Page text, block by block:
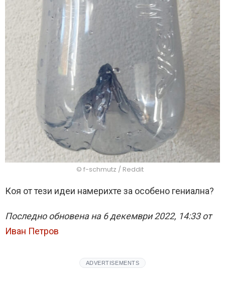
© f-schmutz / Reddit
Коя от тези идеи намерихте за особено гениална?
Последно обновена на 6 декември 2022, 14:33 от
Иван Петров
ADVERTISEMENTS